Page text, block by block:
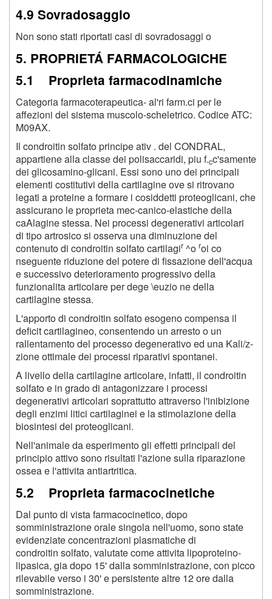
4.9 Sovradosaggio
Non sono stati riportati casi di sovradosaggi o
5. PROPRIETÁ FARMACOLOGICHE
5.1 Proprieta farmacodinamiche
Categoria farmacoterapeutica- al'ri farm.ci per le
affezioni del sistema muscolo-scheletrico. Codice ATC:
M09AX.
Il condroitin solfato principe ativ . del CONDRAL,
appartiene alla classe dei polisaccaridi, piu f.cc'samente
dei glicosamino-glicani. Essi sono uno dei principali
elementi costitutivi della cartilagine ove si ritrovano
legati a proteine a formare i cosiddetti proteoglicani, che
assicurano le proprieta mec-canico-elastiche della
caAlagine stessa. Nei processi degenerativi articolari
di tipo artrosico si osserva una diminuzione del
contenuto di condroitin solfato cartilagir ^o roi co
nseguente riduzione del potere di fissazione dell'acqua
e successivo deterioramento progressivo della
funzionalita articolare per dege \euzio ne della
cartilagine stessa.
L'apporto di condroitin solfato esogeno compensa il
deficit cartilagineo, consentendo un arresto o un
rallentamento del processo degenerativo ed una Kali/z-
zione ottimale dei processi riparativi spontanei.
A livello della cartilagine articolare, infatti, il condroitin
solfato e in grado di antagonizzare i processi
degenerativi articolari soprattutto attraverso l'inibizione
degli enzimi litici cartilaginei e la stimolazione della
biosintesi dei proteoglicani.
Nell'animale da esperimento gli effetti principali del
principio attivo sono risultati l'azione sulla riparazione
ossea e l'attivita antiartritica.
5.2 Proprieta farmacocinetiche
Dal punto di vista farmacocinetico, dopo
somministrazione orale singola nell'uomo, sono state
evidenziate concentrazioni plasmatiche di
condroitin solfato, valutate come attivita lipoproteino-
lipasica, gia dopo 15' dalla somministrazione, con picco
rilevabile verso i 30' e persistente altre 12 ore dalla
somministrazione.